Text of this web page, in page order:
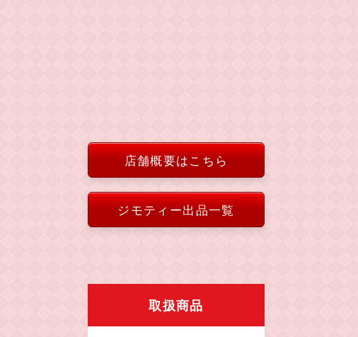
店舗概要はこちら
ジモティー出品一覧
取扱商品